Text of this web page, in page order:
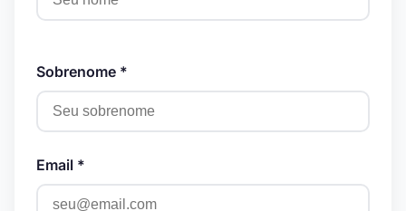
Sobrenome *
Email *